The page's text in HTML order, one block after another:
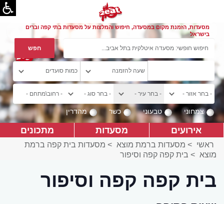
מסעדות, הזמנת מקום במסעדה, חיפוש והמלצות על מסעדות בתי קפה וברים
בישראל
צמחוני טבעוני כשר מהדרין
אירועים מסעדות מתכונים
ראשי > מסעדות ברמת מוצא > מסעדות בית קפה ברמת
מוצא > בית קפה קפה וסיפור
בית קפה קפה וסיפור